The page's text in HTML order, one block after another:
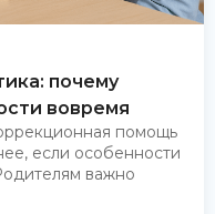
почему
вовремя
помощь
если особенности
важно